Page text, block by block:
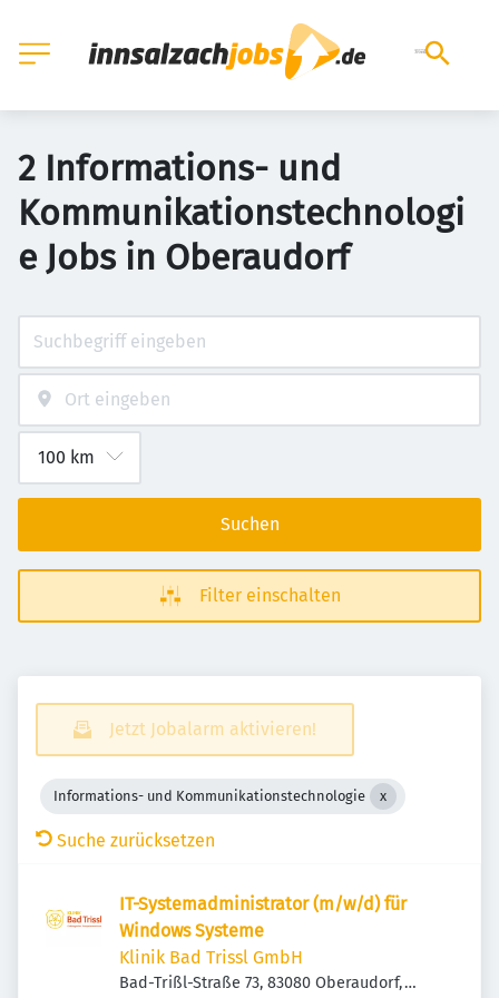
2 Informations- und
Kommunikationstechnologi
e Jobs in Oberaudorf
Suchen
Filter einschalten
Jetzt Jobalarm aktivieren!
Informations- und Kommunikationstechnologie
Suche zurücksetzen
IT-Systemadministrator (m/w/d) für
Windows Systeme
Klinik Bad Trissl GmbH
Bad-Trißl-Straße 73, 83080 Oberaudorf,